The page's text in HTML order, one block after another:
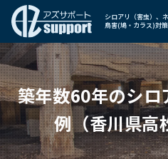
シロアリ（害虫）、
鳥害(鳩・カラス)対
築年数60年のシ
例（香川県高